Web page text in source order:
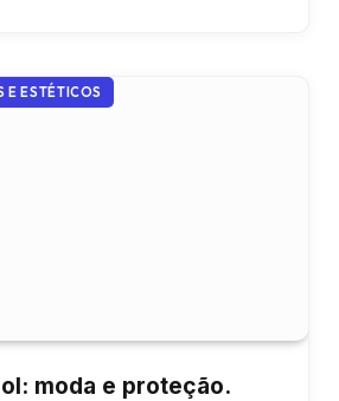
E ESTÉTICOS
moda e proteção.